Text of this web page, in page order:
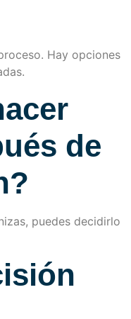
Hay opciones
de
puedes decidirlo